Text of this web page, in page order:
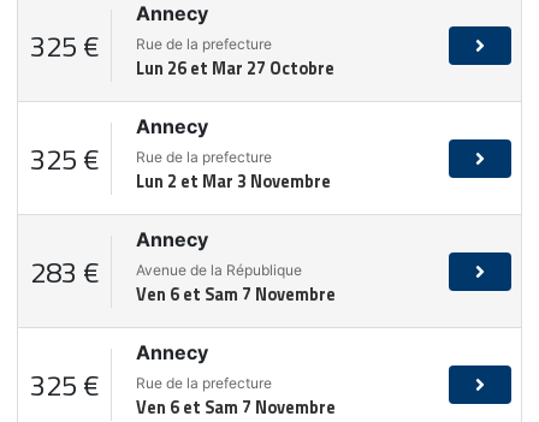
325 €
Annecy
Rue de la prefecture
Lun 26 et Mar 27 Octobre
325 €
Annecy
Rue de la prefecture
Lun 2 et Mar 3 Novembre
283 €
Annecy
Avenue de la République
Ven 6 et Sam 7 Novembre
325 €
Annecy
Rue de la prefecture
Ven 6 et Sam 7 Novembre